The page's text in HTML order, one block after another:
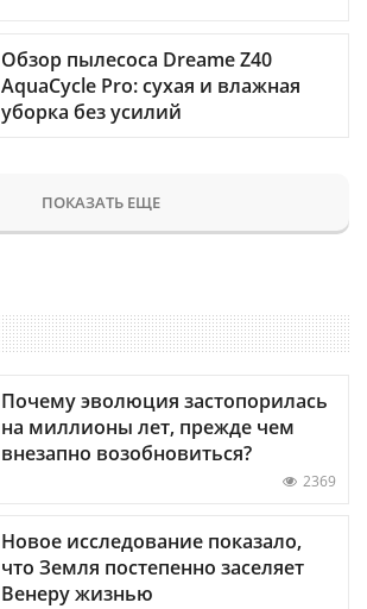
Обзор пылесоса Dreame Z40
AquaCycle Pro: сухая и влажная
уборка без усилий
ПОКАЗАТЬ ЕЩЕ
Почему эволюция застопорилась
на миллионы лет, прежде чем
внезапно возобновиться?
2369
Новое исследование показало,
что Земля постепенно заселяет
Венеру жизнью